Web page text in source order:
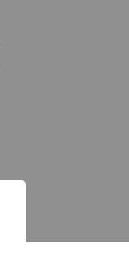
DE LA PERSONNE